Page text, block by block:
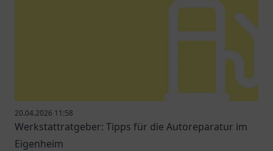
20.04.2026 11:58
Werkstattratgeber: Tipps für die Autoreparatur im
Eigenheim